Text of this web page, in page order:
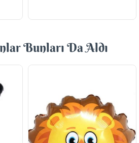
Bunları Da Aldı